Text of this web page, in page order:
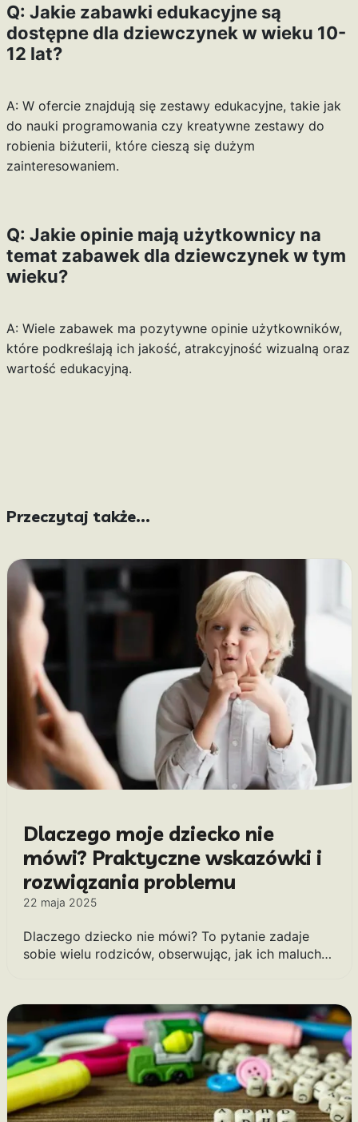
Q: Jakie zabawki edukacyjne są
dostępne dla dziewczynek w wieku 10-
12 lat?
A: W ofercie znajdują się zestawy edukacyjne, takie jak
do nauki programowania czy kreatywne zestawy do
robienia biżuterii, które cieszą się dużym
zainteresowaniem.
Q: Jakie opinie mają użytkownicy na
temat zabawek dla dziewczynek w tym
wieku?
A: Wiele zabawek ma pozytywne opinie użytkowników,
które podkreślają ich jakość, atrakcyjność wizualną oraz
wartość edukacyjną.
Przeczytaj także...
Dlaczego moje dziecko nie
mówi? Praktyczne wskazówki i
rozwiązania problemu
22 maja 2025
Dlaczego dziecko nie mówi? To pytanie zadaje
sobie wielu rodziców, obserwując, jak ich maluch…